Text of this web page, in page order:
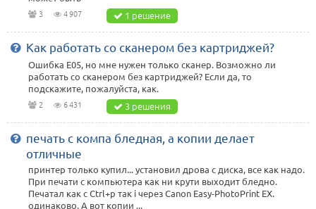
3 4 907 1 решение
Как работать со сканером без картриджей?
Ошибка Е05, но мне нужен только сканер. Возможно ли
работать со сканером без картриджей? Если да, то
подскажите, пожалуйста, как.
2 6 431 3 решения
печать с компа бледная, а копии делает
отличные
принтер только купил... установил дрова с диска, все как надо.
При печати с компьютера как ни крути выходит бледно.
Печатал как с Ctrl+p так і через Canon Easy-PhotoPrint EX.
одинаково. А вот копии ...